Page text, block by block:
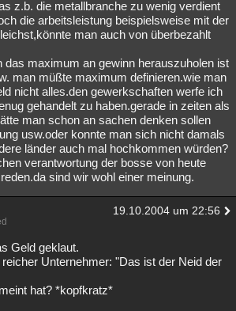
z.b. die metallbranche zu wenig verdient
die arbeitsleistung beispielsweise mit der
man auch von überbezahlt
das maximum an gewinn herauszuholen ist
man müßte maximum definieren.wie man
nicht alles.den gewerkschaften werfe ich
gehandelt zu haben.gerade in zeiten als
man schon an sachen denken sollen
usw.oder konnte man sich nicht damals
länder auch mal hochkommen würden?
verantwortung der bosse von heute
sind wir wohl einer meinung.
19.10.2004 um 22:56
Geld geklaut.
Unternehmer: "Das ist der Neid der
hat? *kopfkratz*